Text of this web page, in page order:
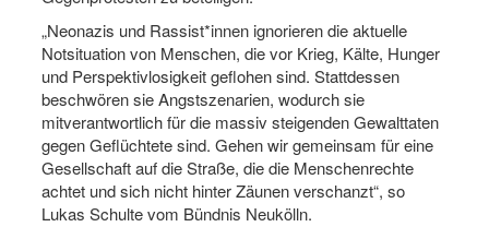
„Neonazis und Rassist*innen ignorieren die aktuelle
Notsituation von Menschen, die vor Krieg, Kälte, Hunger
und Perspektivlosigkeit geflohen sind. Stattdessen
beschwören sie Angstszenarien, wodurch sie
mitverantwortlich für die massiv steigenden Gewalttaten
gegen Geflüchtete sind. Gehen wir gemeinsam für eine
Gesellschaft auf die Straße, die die Menschenrechte
achtet und sich nicht hinter Zäunen verschanzt“, so
Lukas Schulte vom Bündnis Neukölln.